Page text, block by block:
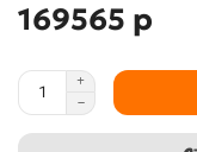
169565 р